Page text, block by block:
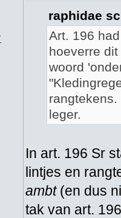
raphidae
Art. 196
hoeverre
woord
leger.
In art. 196 Sr
lintjes en
ambt(en dus
tak van art.